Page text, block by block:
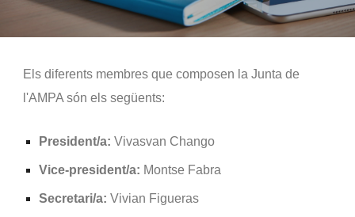
Els diferents membres que composen la Junta de
l'AMPA són els següents:
President/a:Vivasvan Chango
Vice-president/a: Montse Fabra
Secretari/a:Vivian Figueras